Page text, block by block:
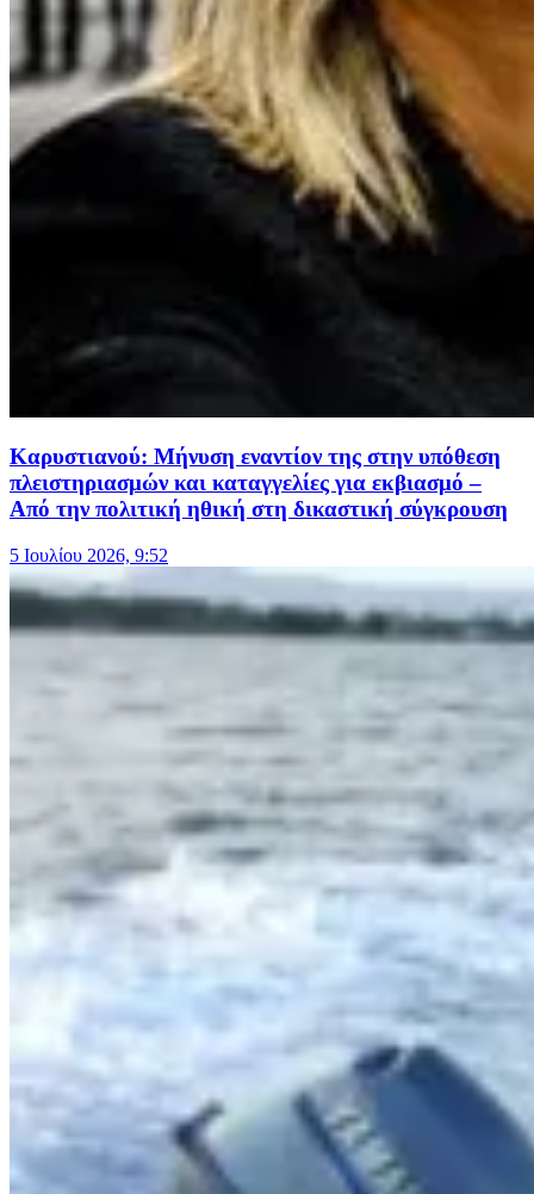
Καρυστιανού: Μήνυση εναντίον της στην υπόθεση
πλειστηριασμών και καταγγελίες για εκβιασμό –
Από την πολιτική ηθική στη δικαστική σύγκρουση
5 Ιουλίου 2026, 9:52